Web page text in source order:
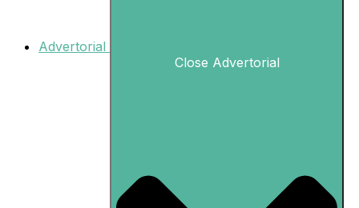
Advertorial
Close Advertorial